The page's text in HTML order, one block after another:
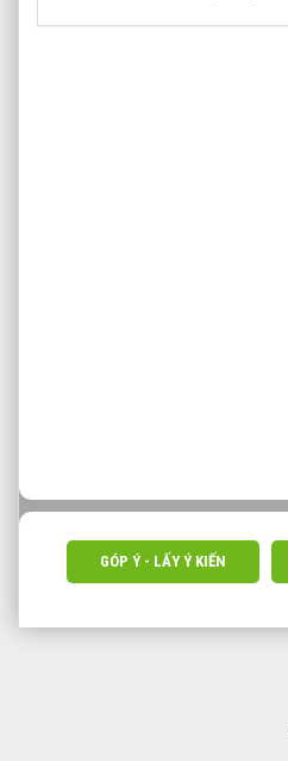
GÓP Ý - LẤY Ý KIẾN